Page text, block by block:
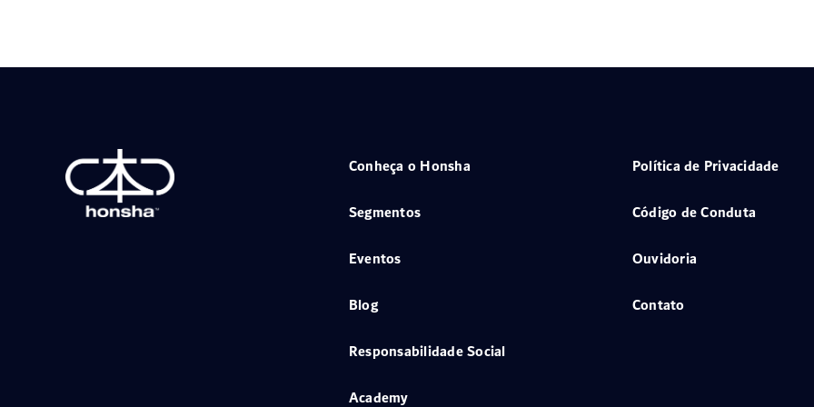
Conheça o Honsha
Segmentos
Eventos
Blog
Responsabilidade Social
Academy
Política de Privacidade
Código de Conduta
Ouvidoria
Contato